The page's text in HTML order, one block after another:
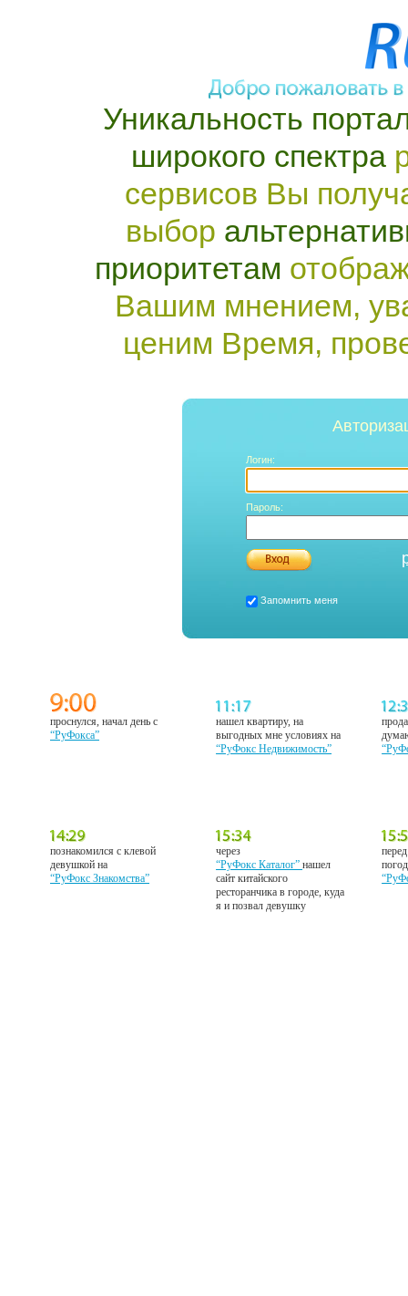
Уникальность
широкого спектра
сервисов Вы
выбор
приоритетам
Вашим мнением,
ценим Время,
Логин:
Пароль:
Запомнить меня
проснулся, начал день с
“РуФокса”
нашел квартиру, на
выгодных мне условиях на
“РуФокс Недвижимость”
познакомился с клевой
девушкой на
“РуФокс Знакомства”
через
“РуФокс Каталог”нашел
сайт китайского
ресторанчика в городе, куда
я и позвал девушку